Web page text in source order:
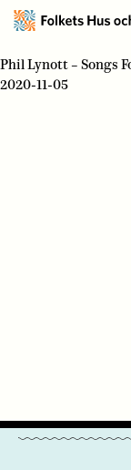
Phil Lynott – Songs
2020-11-05